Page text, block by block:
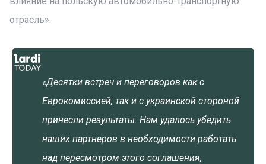
отрасль».
«Десятки встреч и переговоров как с
Еврокомиссией, так и с украинской стороной
принесли результаты. Нам удалось убедить
наших партнеров в необходимости работать
над пересмотром этого соглашения,